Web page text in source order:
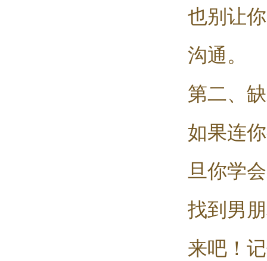
也别让
沟通。
第二、
如果连
旦你学
找到男
来吧！